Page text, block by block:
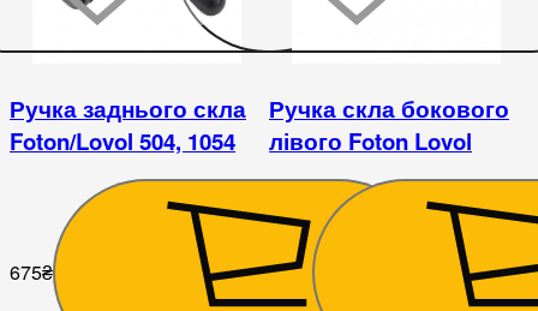
Ручка заднього скла
Foton/Lovol 504, 1054
675₴
Ручка скла бокового
лівого Foton Lovol
252₴